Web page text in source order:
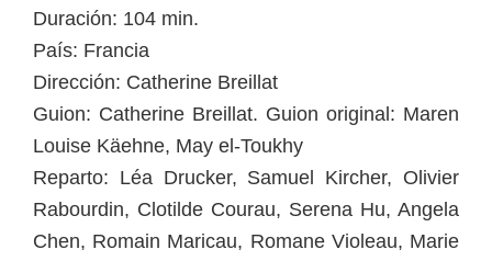
Duración: 104 min.
País: Francia
Dirección: Catherine Breillat
Guion: Catherine Breillat. Guion original: Maren
Louise Käehne, May el-Toukhy
Reparto: Léa Drucker, Samuel Kircher, Olivier
Rabourdin, Clotilde Courau, Serena Hu, Angela
Chen, Romain Maricau, Romane Violeau, Marie